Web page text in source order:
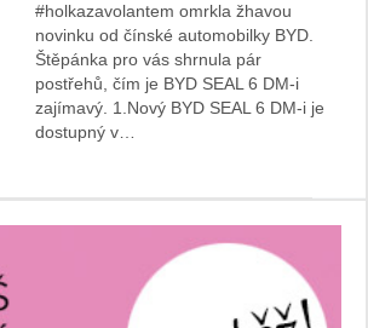
#holkazavolantem omrkla žhavou
novinku od čínské automobilky BYD.
Štěpánka pro vás shrnula pár
postřehů, čím je BYD SEAL 6 DM-i
zajímavý. 1.Nový BYD SEAL 6 DM-i je
dostupný v…